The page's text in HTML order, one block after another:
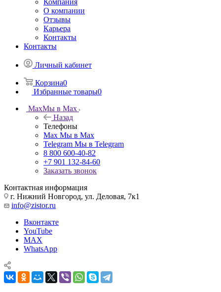
Компания
О компании
Отзывы
Карьера
Контакты
Контакты
Личный кабинет
Корзина0
Избранные товары0
MaxМы в Max
Назад
Телефоны
Max Мы в Max
Telegram Мы в Telegram
8 800 600-40-82
+7 901 132-84-60
Заказать звонок
Контактная информация
г. Нижний Новгород, ул. Деловая, 7к1
info@zistor.ru
Вконтакте
YouTube
MAX
WhatsApp